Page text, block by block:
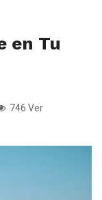
en Tu
746 Ver